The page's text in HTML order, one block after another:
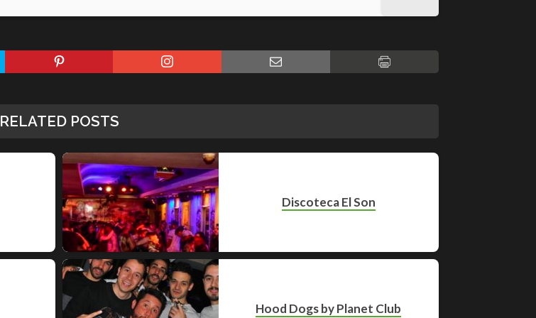
RELATED POSTS
Discoteca El Son
Hood Dogs by Planet Club